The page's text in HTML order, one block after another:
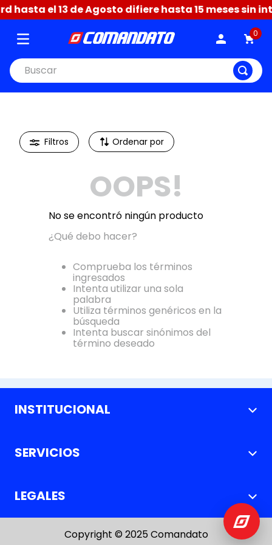
el 13 de Agosto difiere hasta 15 meses sin
0
Buscar
Ordenar por
OOPS!
No se encontró ningún producto
¿Qué debo hacer?
Comprueba los términos
ingresados
Intenta utilizar una sola
palabra
Utiliza términos genéricos en la
búsqueda
Intenta buscar sinónimos del
término deseado
INSTITUCIONAL +
Nuestras Tiendas
SERVICIOS +
Pago de Cuotas
Servicio al Cliente
LEGALES +
Política de Privacidad y Datos Personales
Copyright © 2025 Comandato